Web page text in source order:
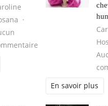
sur Obtenir votre
En savoir plus